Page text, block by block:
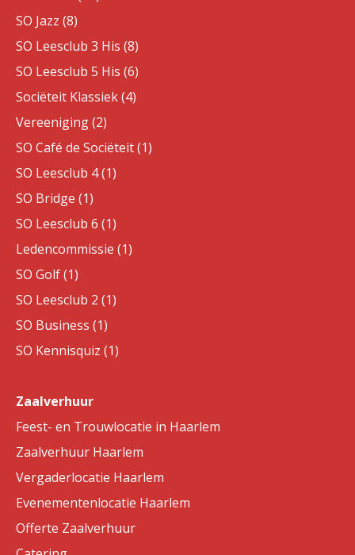
SO Jazz (8)
SO Leesclub 3 His (8)
SO Leesclub 5 His (6)
Sociëteit Klassiek (4)
Vereeniging (2)
SO Café de Sociëteit (1)
SO Leesclub 4 (1)
SO Bridge (1)
SO Leesclub 6 (1)
Ledencommissie (1)
SO Golf (1)
SO Leesclub 2 (1)
SO Business (1)
SO Kennisquiz (1)
Zaalverhuur
Feest- en Trouwlocatie in Haarlem
Zaalverhuur Haarlem
Vergaderlocatie Haarlem
Evenementenlocatie Haarlem
Offerte Zaalverhuur